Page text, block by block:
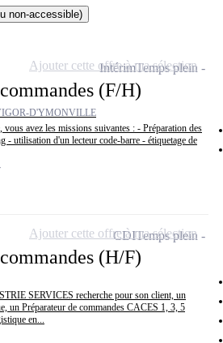
non-accessible)
(F/H)
D'YMONVILLE
vous avez les missions suivantes : - Préparation des
- utilisation d'un lecteur code-barre - étiquetage de
IntérimTemps plein
Ajouter cette offre à ma sélection
(H/F)
SERVICES recherche pour son client, un
un Préparateur de commandes CACES 1, 3, 5
en...
CDITemps plein
Ajouter cette offre à ma sélection